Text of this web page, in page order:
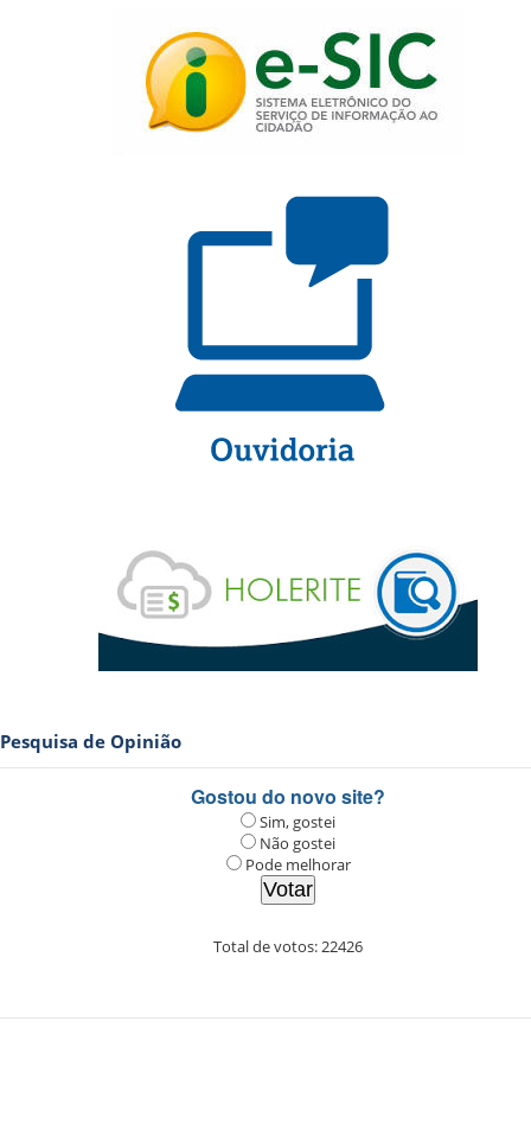
Pesquisa de Opinião
Gostou do novo site?
Sim, gostei
Não gostei
Pode melhorar
Total de votos:22426